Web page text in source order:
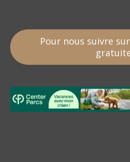
Pour nous suivre